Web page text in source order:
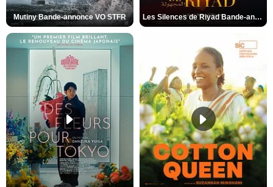
Mutiny Bande-annonce VO STFR Les Silences de Riyad Bande-annonce VO STFR